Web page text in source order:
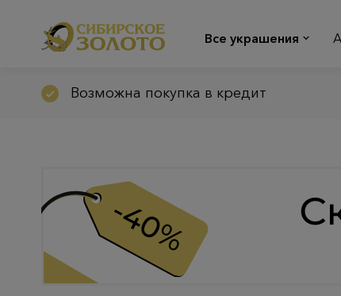
Все украшения
Возможна покупка в кредит